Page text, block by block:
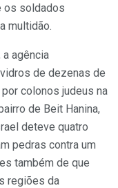
os soldados
multidão.
agência
de dezenas de
colonos judeus na
de Beit Hanina,
deteve quatro
pedras contra um
também de que
regiões da